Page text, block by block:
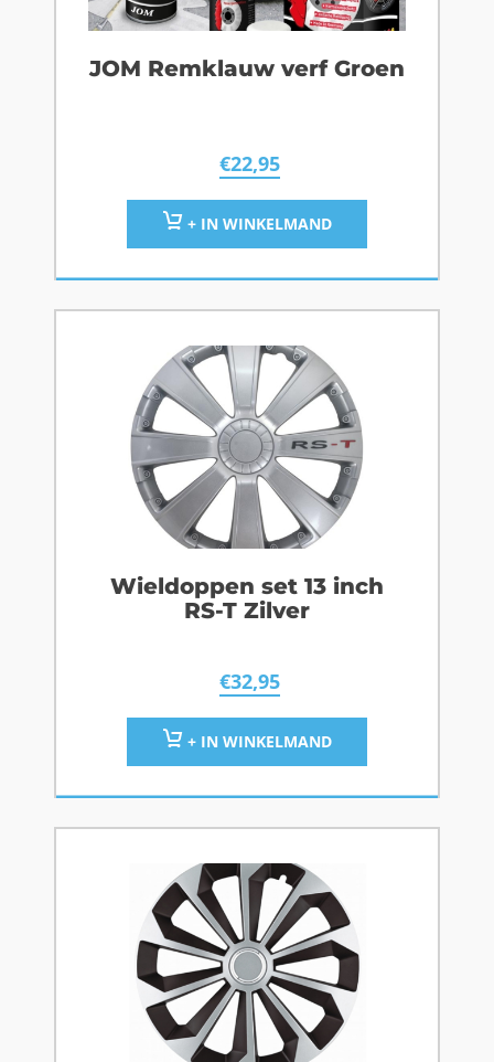
JOM Remklauw verf Groen
€22,95
+ IN WINKELMAND
Wieldoppen set 13 inch
RS-T Zilver
€32,95
+ IN WINKELMAND